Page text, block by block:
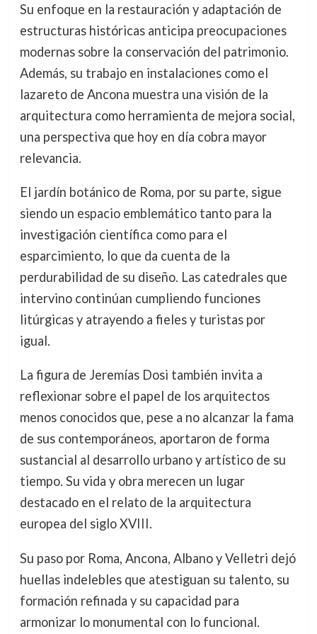
Su enfoque en la restauración y adaptación de
estructuras históricas anticipa preocupaciones
modernas sobre la conservación del patrimonio.
Además, su trabajo en instalaciones como el
lazareto de Ancona muestra una visión de la
arquitectura como herramienta de mejora social,
una perspectiva que hoy en día cobra mayor
relevancia.
El jardín botánico de Roma, por su parte, sigue
siendo un espacio emblemático tanto para la
investigación científica como para el
esparcimiento, lo que da cuenta de la
perdurabilidad de su diseño. Las catedrales que
intervino continúan cumpliendo funciones
litúrgicas y atrayendo a fieles y turistas por
igual.
La figura de Jeremías Dosi también invita a
reflexionar sobre el papel de los arquitectos
menos conocidos que, pese a no alcanzar la fama
de sus contemporáneos, aportaron de forma
sustancial al desarrollo urbano y artístico de su
tiempo. Su vida y obra merecen un lugar
destacado en el relato de la arquitectura
europea del siglo XVIII.
Su paso por Roma, Ancona, Albano y Velletri dejó
huellas indelebles que atestiguan su talento, su
formación refinada y su capacidad para
armonizar lo monumental con lo funcional.